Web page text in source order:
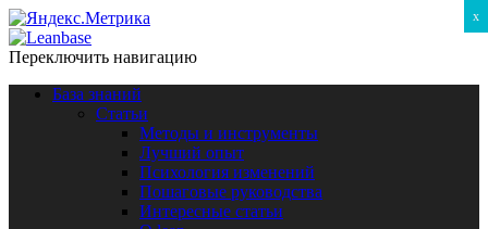
Переключить навигацию
База знаний
Статьи
Методы и инструменты
Лучший опыт
Психология изменений
Пошаговые руководства
Интересные статьи
x